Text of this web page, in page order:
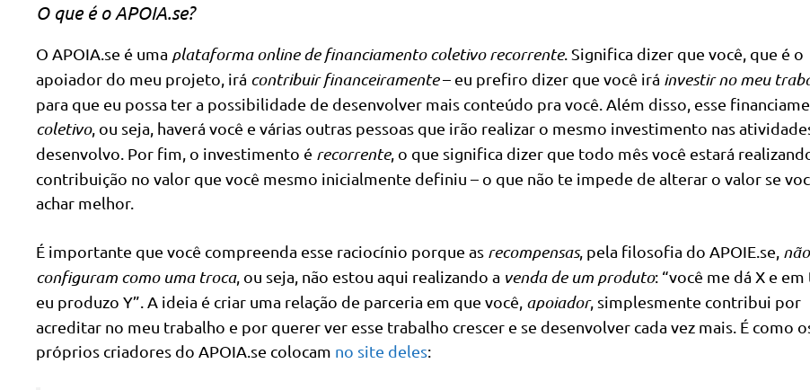
O que é o APOIA.se?
O APOIA.se é uma plataforma online de financiamento coletivo recorrente. Significa dizer que você, que é o
apoiador do meu projeto, irá contribuir financeiramente– eu prefiro dizer que você irá investir no meu
para que eu possa ter a possibilidade de desenvolver mais conteúdo pra você. Além disso, esse
coletivo, ou seja, haverá você e várias outras pessoas que irão realizar o mesmo investimento nas
desenvolvo. Por fim, o investimento é recorrente, o que significa dizer que todo mês você estará
contribuição no valor que você mesmo inicialmente definiu – o que não te impede de alterar o valor se
achar melhor.
É importante que você compreenda esse raciocínio porque as recompensas, pela filosofia do APOIE.se,
configuram como uma troca, ou seja, não estou aqui realizando a venda de um produto: “você me dá X e em
eu produzo Y”. A ideia é criar uma relação de parceria em que você, apoiador, simplesmente contribui por
acreditar no meu trabalho e por querer ver esse trabalho crescer e se desenvolver cada vez mais. É como
próprios criadores do APOIA.se colocam no site deles: